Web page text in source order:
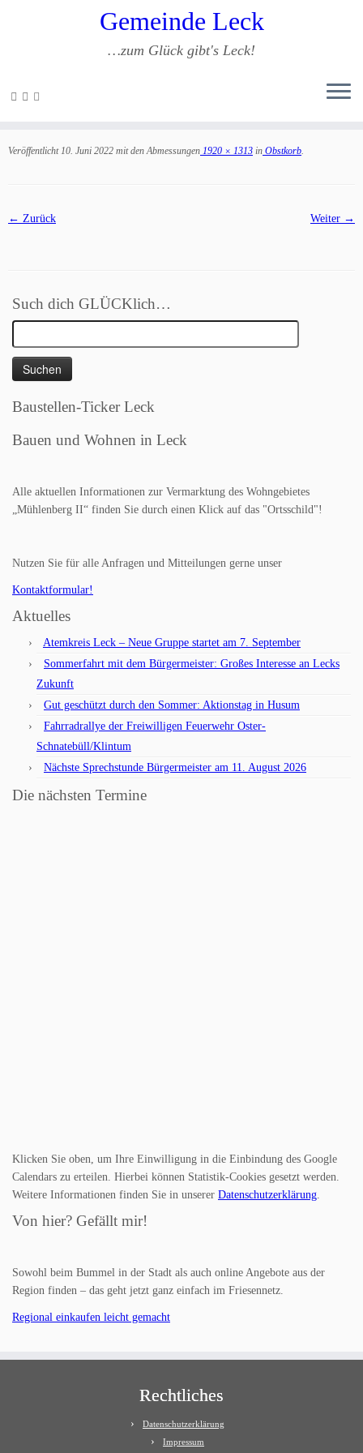
Zum
Gemeinde Leck
…zum Glück gibt's Leck!
Veröffentlicht 10. Juni 2022 mit den Abmessungen 1920 × 1313 in Obstkorb.
← Zurück Weiter →
Such dich GLÜCKlich…
nach:
Baustellen-Ticker Leck
Bauen und Wohnen in Leck
Alle aktuellen Informationen zur Vermarktung des Wohngebietes
„Mühlenberg II“ finden Sie durch einen Klick auf das "Ortsschild"!
Nutzen Sie für alle Anfragen und Mitteilungen gerne unser
Kontaktformular!
Aktuelles
Atemkreis Leck – Neue Gruppe startet am 7. September
Sommerfahrt mit dem Bürgermeister: Großes Interesse an Lecks
Zukunft
Gut geschützt durch den Sommer: Aktionstag in Husum
Fahrradrallye der Freiwilligen Feuerwehr Oster-
Schnatebüll/Klintum
Nächste Sprechstunde Bürgermeister am 11. August 2026
Die nächsten Termine
Klicken Sie oben, um Ihre Einwilligung in die Einbindung des Google
Calendars zu erteilen. Hierbei können Statistik-Cookies gesetzt werden.
Weitere Informationen finden Sie in unserer Datenschutzerklärung.
Von hier? Gefällt mir!
Sowohl beim Bummel in der Stadt als auch online Angebote aus der
Region finden – das geht jetzt ganz einfach im Friesennetz.
Regional einkaufen leicht gemacht
Rechtliches
Datenschutzerklärung
Impressum